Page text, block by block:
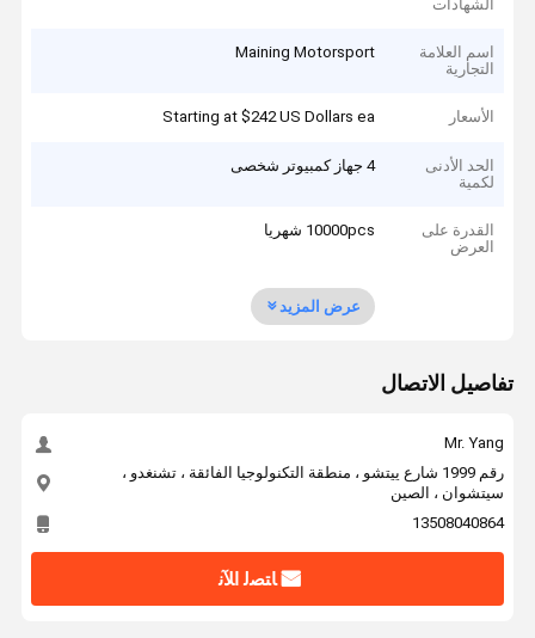
الشهادات
اسم العلامة
التجارية
Maining Motorsport
الأسعار Starting at $242 US Dollars ea
الحد الأدنى
لكمية
4 جهاز كمبيوتر شخصى
القدرة على
العرض
10000pcs شهريا
عرض المزيد
تفاصيل الاتصال
Mr. Yang
رقم 1999 شارع ييتشو ، منطقة التكنولوجيا الفائقة ، تشنغدو ،
سيتشوان ، الصين
13508040864
ﺎﺘﺼﻟ ﺍﻶﻧ